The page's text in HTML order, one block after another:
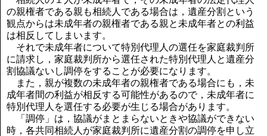
の親権者である親も相続人である場合は，遺産分割という
観点からは未成年者の親権者である親と未成年者との利益
は相反してしまいます。
それで未成年者について特別代理人の選任を家庭裁判所
に請求し，家庭裁判所から選任された特別代理人と遺産分
割協議ないし調停をすることが必要になります。
また，親が複数の未成年者の親権者である場合にも，未
成年者間の利益が相反する可能性があるので，未成年者に
特別代理人を選任する必要が生じる場合があります。
「調停」は，協議がまとまらないときや協議ができない
時，各共同相続人が家庭裁判所に遺産分割の調停を申し立